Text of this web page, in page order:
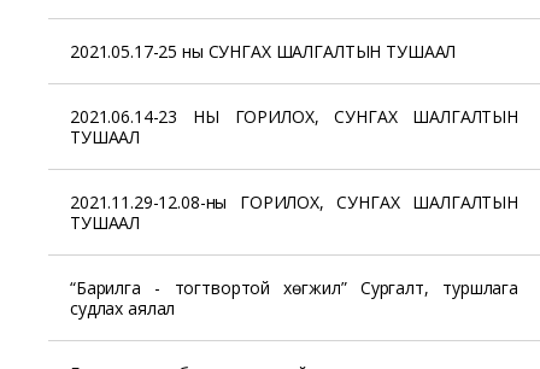
2021.05.17-25 ны СУНГАХ ШАЛГАЛТЫН ТУШААЛ
2021.06.14-23 НЫ ГОРИЛОХ, СУНГАХ ШАЛГАЛТЫН
ТУШААЛ
2021.11.29-12.08-ны ГОРИЛОХ, СУНГАХ ШАЛГАЛТЫН
ТУШААЛ
“Барилга - тогтвортой хөгжил” Сургалт, туршлага
судлах аялал